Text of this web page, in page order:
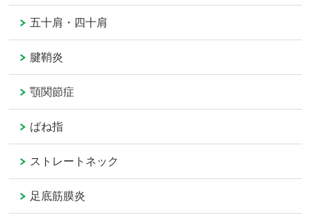
五十肩・四十肩
腱鞘炎
顎関節症
ばね指
ストレートネック
足底筋膜炎